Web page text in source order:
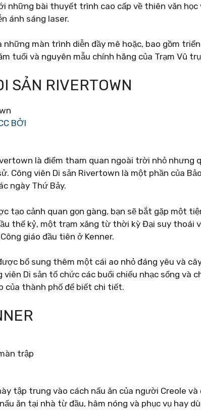
những bài thuyết trình cao cấp về thiên văn
ánh sáng laser.
những màn trình diễn đầy mê hoặc, bao gồm
tuổi và nguyên mẫu chính hãng của Trạm Vũ trụ
SẢN RIVERTOWN
BỞI
là điểm tham quan ngoài trời nhỏ nhưng
Công viên Di sản Rivertown là một phần của
ngày Thứ Bảy.
tạo cảnh quan gọn gàng, bạn sẽ bắt gặp một
thế kỷ, một trạm xăng từ thời kỳ Đại suy thoái
giáo đầu tiên ở Kenner.
bổ sung thêm một cái ao nhỏ đáng yêu và
viên Di sản tổ chức các buổi chiếu nhạc sống và
của thành phố để biết chi tiết.
trập
tập trung vào cách nấu ăn của người Creole
ăn tại nhà từ đầu, hâm nóng và phục vụ hay